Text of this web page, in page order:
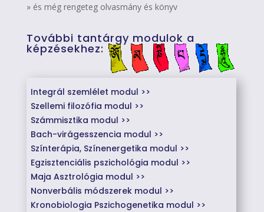
» és még rengeteg olvasmány és könyv
További tantárgy modulok a
képzésekhez:
Integrál szemlélet modul >>
Szellemi filozófia modul >>
Számmisztika modul >>
Bach-virágesszencia modul >>
Színterápia, Színenergetika modul >>
Egzisztenciális pszichológia modul >>
Maja Asztrológia modul >>
Nonverbális módszerek modul >>
Kronobiologia Pszichogenetika modul >>